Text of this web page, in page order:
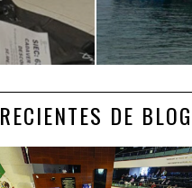
RECIENTES DE BLOG